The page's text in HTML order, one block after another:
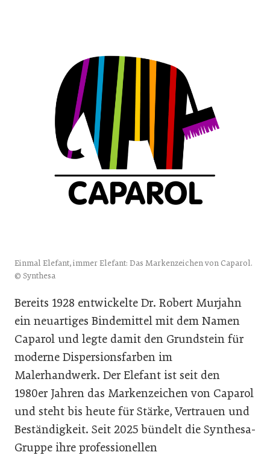
Einmal Elefant, immer Elefant: Das Markenzeichen von Caparol.
© Synthesa
Bereits 1928 entwickelte Dr. Robert Murjahn
ein neuartiges Bindemittel mit dem Namen
Caparol und legte damit den Grundstein für
moderne Dispersionsfarben im
Malerhandwerk. Der Elefant ist seit den
1980er Jahren das Markenzeichen von Caparol
und steht bis heute für Stärke, Vertrauen und
Beständigkeit. Seit 2025 bündelt die Synthesa-
Gruppe ihre professionellen